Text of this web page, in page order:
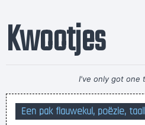
Kwootjes
I've only got one
GallagherWhen
LOL = Laughing Out Loud.
Een pak flauwekul, poëzie,